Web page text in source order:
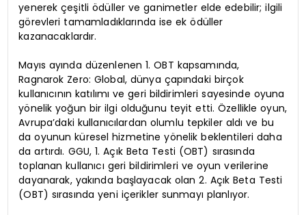
yenerek çeşitli ödüller ve ganimetler elde edebilir; ilgili
görevleri tamamladıklarında ise ek ödüller
kazanacaklardır.
Mayıs ayında düzenlenen 1. OBT kapsamında,
Ragnarok Zero: Global, dünya çapındaki birçok
kullanıcının katılımı ve geri bildirimleri sayesinde oyuna
yönelik yoğun bir ilgi olduğunu teyit etti. Özellikle oyun,
Avrupa’daki kullanıcılardan olumlu tepkiler aldı ve bu
da oyunun küresel hizmetine yönelik beklentileri daha
da artırdı. GGU, 1. Açık Beta Testi (OBT) sırasında
toplanan kullanıcı geri bildirimleri ve oyun verilerine
dayanarak, yakında başlayacak olan 2. Açık Beta Testi
(OBT) sırasında yeni içerikler sunmayı planlıyor.